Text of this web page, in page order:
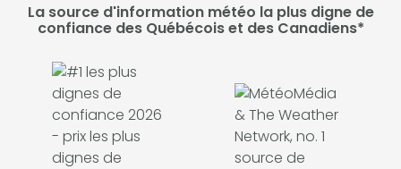
La source d'information météo la plus digne de
confiance des Québécois et des Canadiens*